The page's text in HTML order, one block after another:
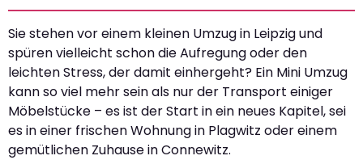
Sie stehen vor einem kleinen Umzug in Leipzig und
spüren vielleicht schon die Aufregung oder den
leichten Stress, der damit einhergeht? Ein Mini Umzug
kann so viel mehr sein als nur der Transport einiger
Möbelstücke – es ist der Start in ein neues Kapitel, sei
es in einer frischen Wohnung in Plagwitz oder einem
gemütlichen Zuhause in Connewitz.